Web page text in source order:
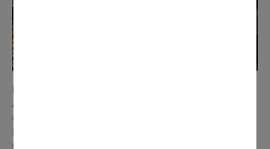
Zappella a apporté des saveurs locales sur le marché
domontois. Le commerçant, présent tous les dimanches,
propose à la vente des champignons de Paris, cultivés
dans la carrière du Clos du Roi, à Saint-Ouen-l'Aumône